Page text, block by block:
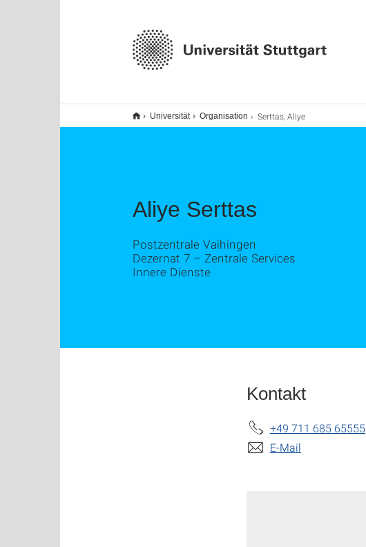
Universität Organisation Serttas, Aliye
Aliye Serttas
Postzentrale Vaihingen
Dezernat 7 – Zentrale Services
Innere Dienste
Kontakt
+49 711 685 65555
E-Mail